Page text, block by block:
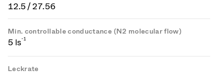
12.5 / 27.56
Min. controllable conductance (N2 molecular flow)
5 ls-1
Leckrate